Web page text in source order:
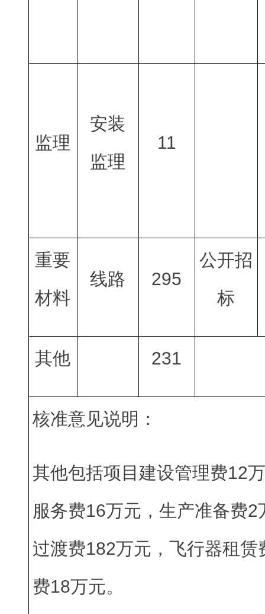
监理
安装
监理
11
重要
材料
线路 295
公开招
标
其他 231
核准意见说明：
其他包括项目建设管理费12
服务费16万元，生产准备费
过渡费182万元，飞行器租
费18万元。